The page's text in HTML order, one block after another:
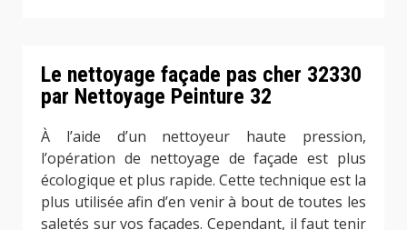
Le nettoyage façade pas cher 32330
par Nettoyage Peinture 32
À l’aide d’un nettoyeur haute pression,
l’opération de nettoyage de façade est plus
écologique et plus rapide. Cette technique est la
plus utilisée afin d’en venir à bout de toutes les
saletés sur vos façades. Cependant, il faut tenir